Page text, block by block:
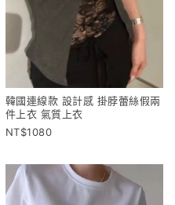
韓國連線款 設計感 掛脖蕾絲假兩
件上衣 氣質上衣
1080